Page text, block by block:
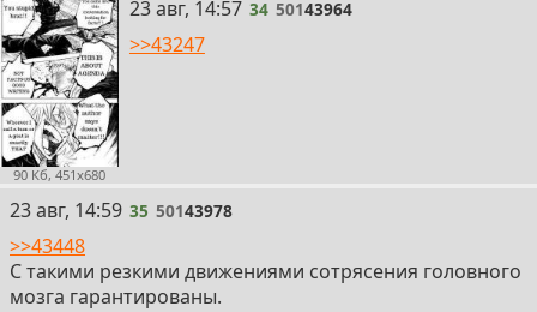
90 Кб, 451x680
34
23 авг, 14:57 34 50143964
>>43247
35
23 авг, 14:59 35 50143978
>>43448
С такими резкими движениями сотрясения головного
мозга гарантированы.